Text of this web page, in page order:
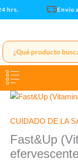
al
hrs. Envio a
CUIDADO DE LA
Fast&Up
Fast&Up
c1000mg)
Tubo
efervescente